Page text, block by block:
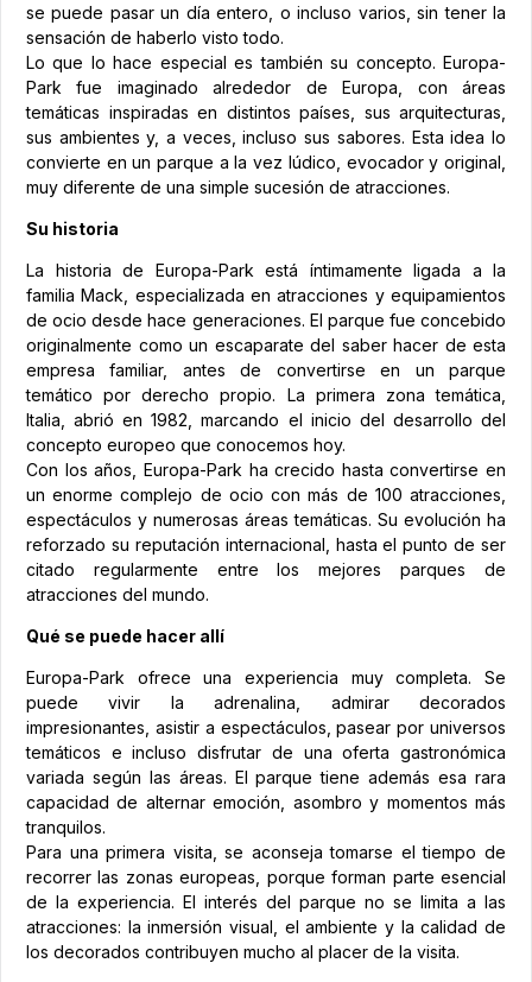
se puede pasar un día entero, o incluso varios, sin tener la
sensación de haberlo visto todo.
Lo que lo hace especial es también su concepto. Europa-
Park fue imaginado alrededor de Europa, con áreas
temáticas inspiradas en distintos países, sus arquitecturas,
sus ambientes y, a veces, incluso sus sabores. Esta idea lo
convierte en un parque a la vez lúdico, evocador y original,
muy diferente de una simple sucesión de atracciones.
Su historia
La historia de Europa-Park está íntimamente ligada a la
familia Mack, especializada en atracciones y equipamientos
de ocio desde hace generaciones. El parque fue concebido
originalmente como un escaparate del saber hacer de esta
empresa familiar, antes de convertirse en un parque
temático por derecho propio. La primera zona temática,
Italia, abrió en 1982, marcando el inicio del desarrollo del
concepto europeo que conocemos hoy.
Con los años, Europa-Park ha crecido hasta convertirse en
un enorme complejo de ocio con más de 100 atracciones,
espectáculos y numerosas áreas temáticas. Su evolución ha
reforzado su reputación internacional, hasta el punto de ser
citado regularmente entre los mejores parques de
atracciones del mundo.
Qué se puede hacer allí
Europa-Park ofrece una experiencia muy completa. Se
puede vivir la adrenalina, admirar decorados
impresionantes, asistir a espectáculos, pasear por universos
temáticos e incluso disfrutar de una oferta gastronómica
variada según las áreas. El parque tiene además esa rara
capacidad de alternar emoción, asombro y momentos más
tranquilos.
Para una primera visita, se aconseja tomarse el tiempo de
recorrer las zonas europeas, porque forman parte esencial
de la experiencia. El interés del parque no se limita a las
atracciones: la inmersión visual, el ambiente y la calidad de
los decorados contribuyen mucho al placer de la visita.